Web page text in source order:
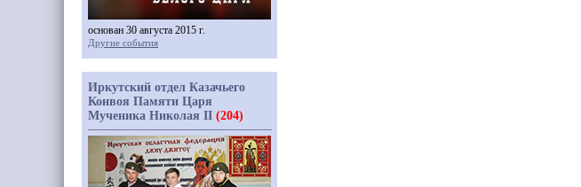
основан 30 августа 2015 г.
Другие события
Иркутский отдел Казачьего
Конвоя Памяти Царя
Мученика Николая II (204)